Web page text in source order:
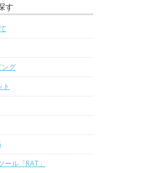
す
グ
ト
ール「RAT」